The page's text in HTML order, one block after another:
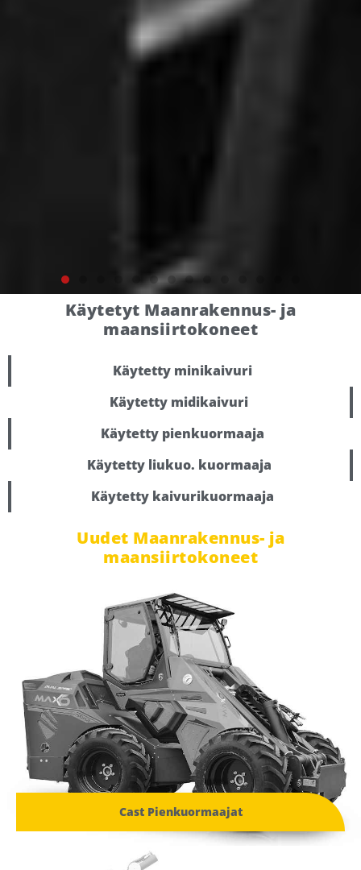
CastLoader GENESIS 40XD
varustettu kuormaaja, joka mahdollistaa
Tutustu sivustolla
Käytetyt Maanrakennus- ja
maansiirtokoneet
Käytetty minikaivuri
Käytetty midikaivuri
Käytetty pienkuormaaja
Käytetty liukuo. kuormaaja
Käytetty kaivurikuormaaja
Uudet Maanrakennus- ja
maansiirtokoneet
Cast Pienkuormaajat